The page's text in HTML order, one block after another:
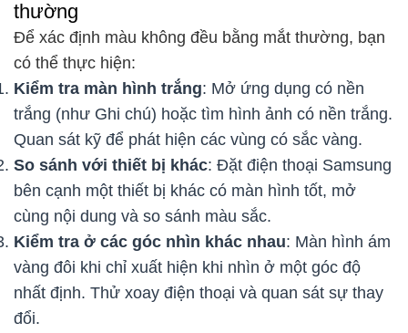
thường
Để xác định màu không đều bằng mắt thường, bạn
có thể thực hiện:
Kiểm tra màn hình trắng: Mở ứng dụng có nền
trắng (như Ghi chú) hoặc tìm hình ảnh có nền trắng.
Quan sát kỹ để phát hiện các vùng có sắc vàng.
So sánh với thiết bị khác: Đặt điện thoại Samsung
bên cạnh một thiết bị khác có màn hình tốt, mở
cùng nội dung và so sánh màu sắc.
Kiểm tra ở các góc nhìn khác nhau: Màn hình ám
vàng đôi khi chỉ xuất hiện khi nhìn ở một góc độ
nhất định. Thử xoay điện thoại và quan sát sự thay
đổi.